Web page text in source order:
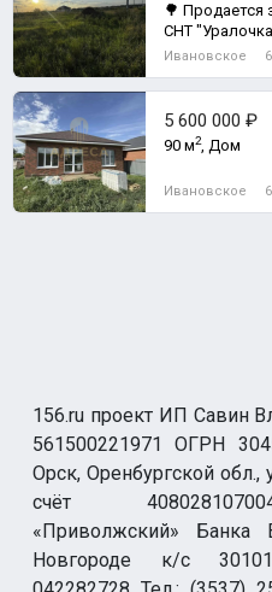
🌳 Продается
СНТ
место для
Ивановское
5 600 000 ₽
90 м2, Дом
Ивановское
156.ru проект ИП Савин
561500221971 ОГРН
Орск, Оренбургской обл.,
счёт
«Приволжский»
Новгороде к/с